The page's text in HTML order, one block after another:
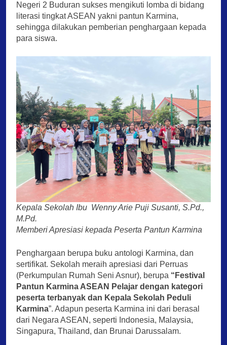
Negeri 2 Buduran sukses mengikuti lomba di bidang
literasi tingkat ASEAN yakni pantun Karmina,
sehingga dilakukan pemberian penghargaan kepada
para siswa.
Kepala Sekolah Ibu Wenny Arie Puji Susanti, S.Pd.,
M.Pd.
Memberi Apresiasi kepada Peserta Pantun Karmina
Penghargaan berupa buku antologi Karmina, dan
sertifikat. Sekolah meraih apresiasi dari Perruas
(Perkumpulan Rumah Seni Asnur), berupa “Festival
Pantun Karmina ASEAN Pelajar dengan kategori
peserta terbanyak dan Kepala Sekolah Peduli
Karmina”. Adapun peserta Karmina ini dari berasal
dari Negara ASEAN, seperti Indonesia, Malaysia,
Singapura, Thailand, dan Brunai Darussalam.